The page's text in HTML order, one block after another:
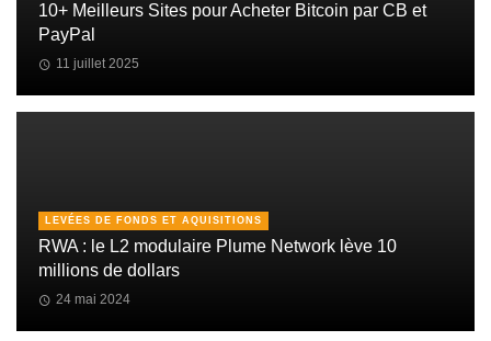
10+ Meilleurs Sites pour Acheter Bitcoin par CB et
PayPal
11 juillet 2025
LEVÉES DE FONDS ET AQUISITIONS
RWA : le L2 modulaire Plume Network lève 10
millions de dollars
24 mai 2024